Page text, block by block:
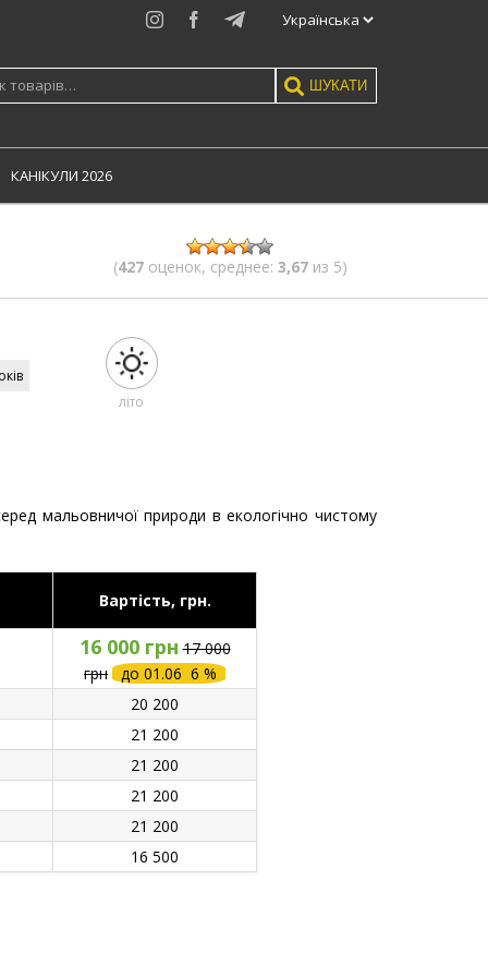
InstagramFacebook
Telegram
ШУКАТИ
КАНIКУЛИ 2026
(427оценок, среднее: 3,67из 5)
лiто
мальовничої природи в екологічно чистому
Вартість, грн.
16 000 грн 17 000
грн
до 01.06 6 %
20 200
21 200
21 200
21 200
21 200
16 500